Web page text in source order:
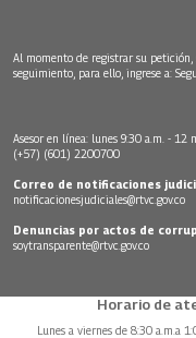
Al momento de registrar su
seguimiento, para ello, ingrese a:
Asesor en línea: lunes 9:30 a.m. - 12
(+57) (601) 2200700
Correo de notificaciones
notificacionesjudiciales@rtvc.gov.co
Denuncias por actos de
soytransparente@rtvc.gov.co
Horario de
Lunes a viernes de 8:30 a.m.a